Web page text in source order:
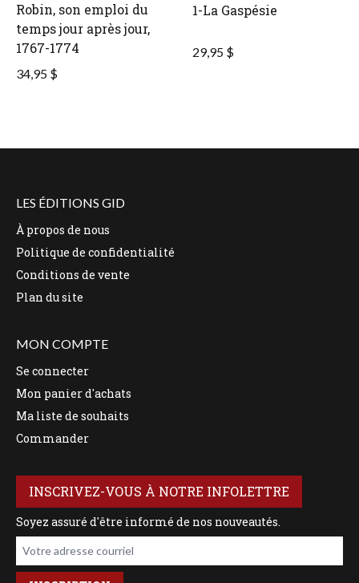
Robin, son emploi du
temps jour après jour,
1767-1774
34,95 $
1-La Gaspésie
29,95 $
LES ÉDITIONS GID
À propos de nous
Politique de confidentialité
Conditions de vente
Plan du site
MON COMPTE
Se connecter
Mon panier d'achats
Ma liste de souhaits
Commander
INSCRIVEZ-VOUS À NOTRE INFOLETTRE
Soyez assuré d'être informé de nos nouveautés.
Votre adresse courriel